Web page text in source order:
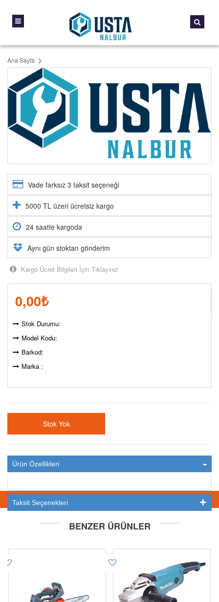
Ana Sayfa
Vade farksız 3 taksit seçeneği
5000 TL üzeri ücretsiz kargo
24 saatte kargoda
Aynı gün stoktan gönderim
Kargo Ücret Bilgileri İçin Tıklayınız
0,00₺
Stok Durumu:
Model Kodu:
Barkod:
Marka :
Stok Yok
Ürün Özellikleri
Taksit Seçenekleri
BENZER ÜRÜNLER